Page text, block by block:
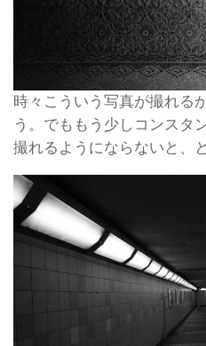
時々こういう写真が撮れる
う。でももう少しコンスタ
撮れるようにならないと、